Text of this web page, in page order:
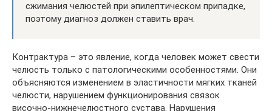
сжимания челюстей при эпилептическом припадке,
поэтому диагноз должен ставить врач.
Контрактура – это явление, когда человек может свести
челюсть только с патологическими особенностями. Они
объясняются изменением в эластичности мягких тканей
челюсти, нарушением функционирования связок
височно-нижнечелюстного сустава. Нарушения